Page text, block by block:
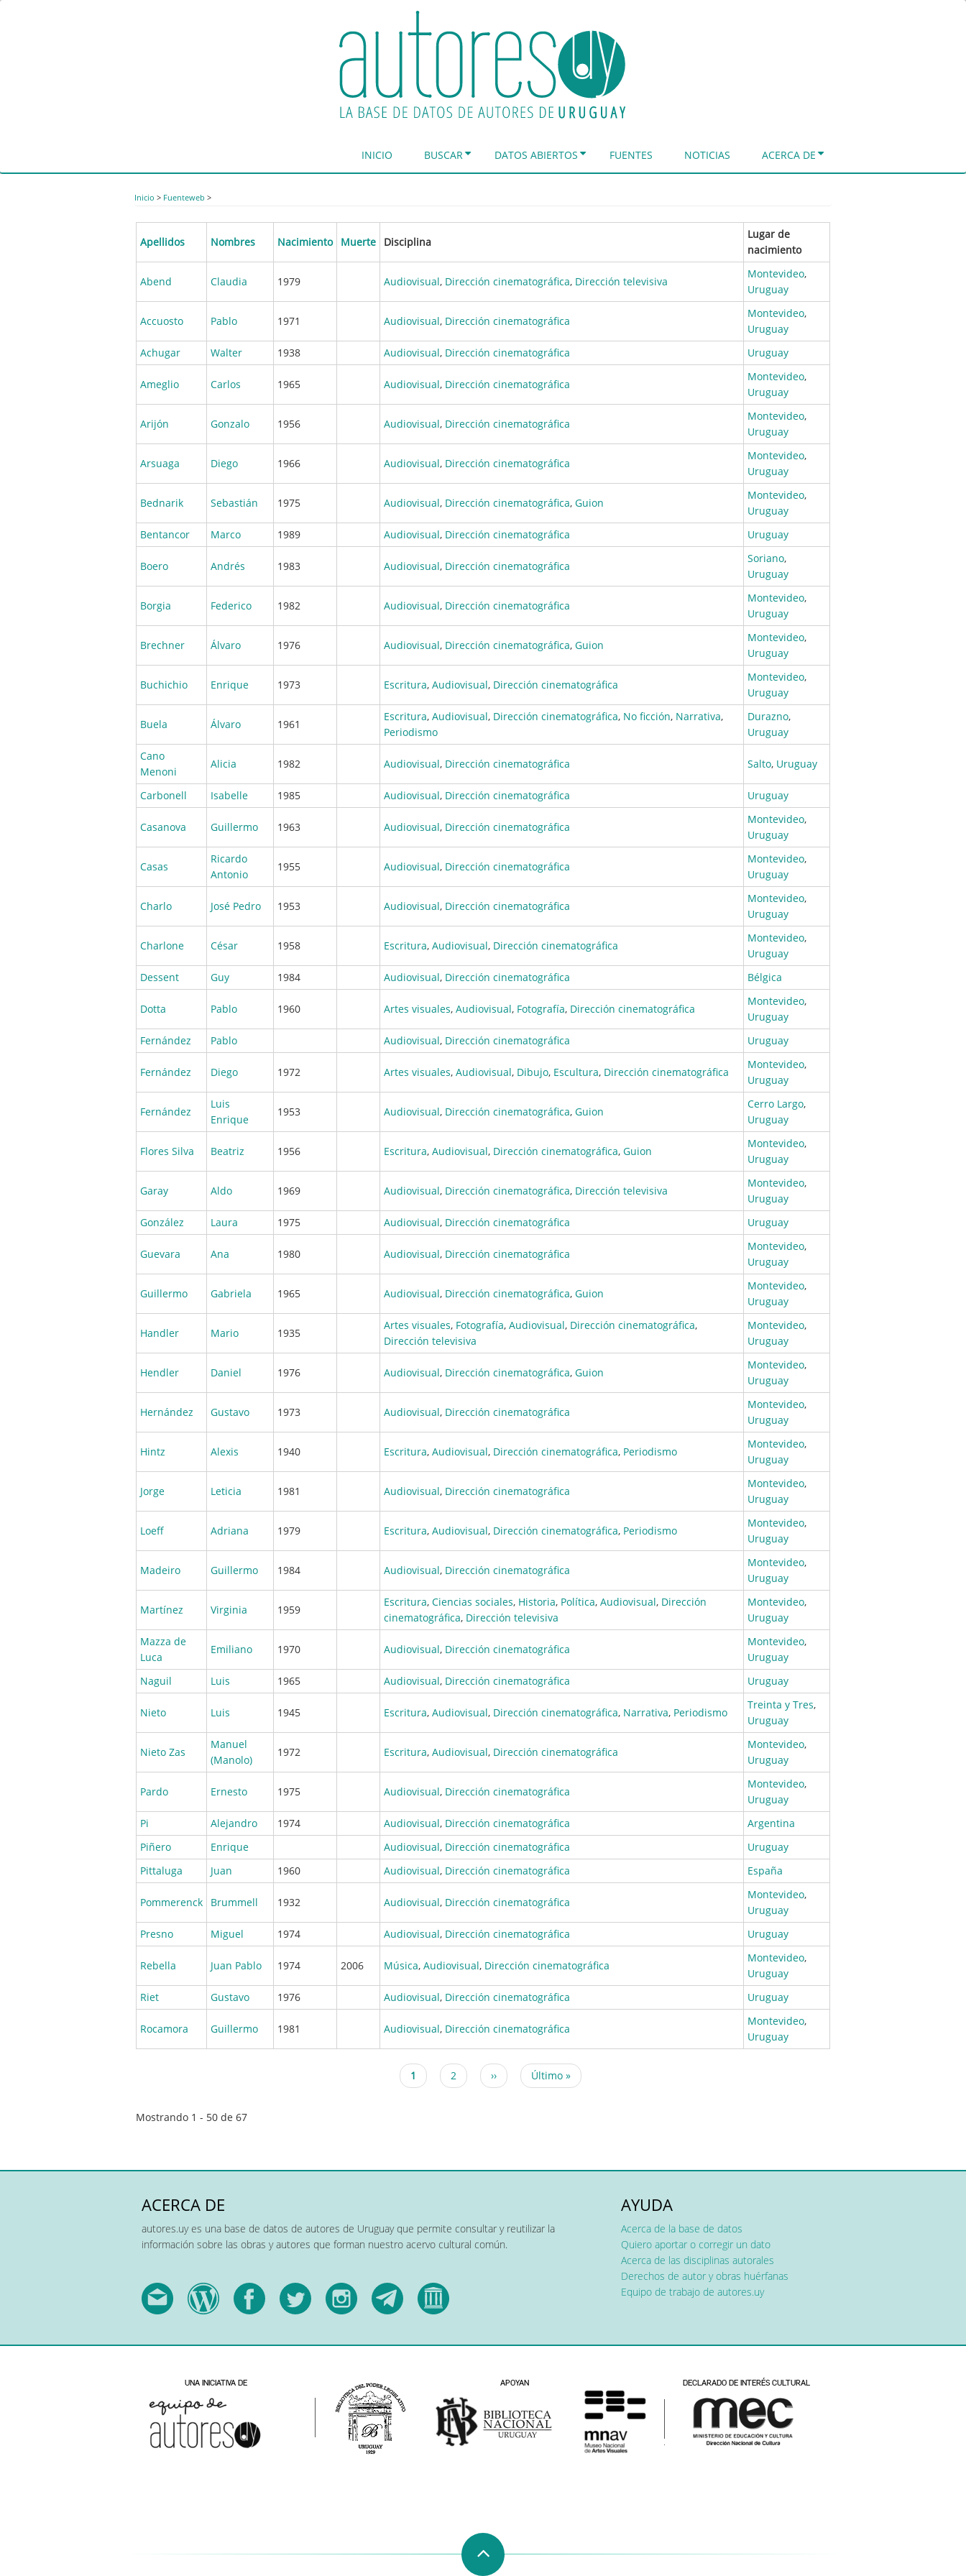
INICIO BUSCAR DATOS ABIERTOS FUENTES NOTICIAS ACERCA DE
Inicio > Fuenteweb >
Apellidos Nombres Nacimiento Muerte Disciplina
Lugar de
nacimiento
Abend Claudia 1979 Audiovisual, Dirección cinematográfica, Dirección televisiva
Montevideo,
Uruguay
Accuosto Pablo 1971 Audiovisual, Dirección cinematográfica
Montevideo,
Uruguay
Achugar
Walter 1938 Audiovisual, Dirección cinematográfica Uruguay
Ameglio Carlos 1965 Audiovisual, Dirección cinematográfica
Montevideo,
Uruguay
Arijón Gonzalo 1956 Audiovisual, Dirección cinematográfica
Montevideo,
Uruguay
Arsuaga Diego 1966 Audiovisual, Dirección cinematográfica
Montevideo,
Uruguay
Bednarik Sebastián 1975 Audiovisual, Dirección cinematográfica, Guion
Montevideo,
Uruguay
Bentancor
Marco 1989 Audiovisual, Dirección cinematográfica Uruguay
Boero Andrés 1983 Audiovisual, Dirección cinematográfica
Soriano,
Uruguay
Borgia Federico 1982 Audiovisual, Dirección cinematográfica
Montevideo,
Uruguay
Brechner Álvaro 1976 Audiovisual, Dirección cinematográfica, Guion
Montevideo,
Uruguay
Buchichio Enrique 1973 Escritura, Audiovisual, Dirección cinematográfica
Montevideo,
Uruguay
Buela Álvaro 1961
Escritura, Audiovisual, Dirección cinematográfica, No ficción, Narrativa,
Periodismo
Durazno,
Uruguay
Cano
Menoni
Alicia 1982 Audiovisual, Dirección cinematográfica Salto, Uruguay
Carbonell Isabelle 1985 Audiovisual, Dirección cinematográfica Uruguay
Casanova Guillermo 1963 Audiovisual, Dirección cinematográfica
Montevideo,
Uruguay
Casas
Ricardo
Antonio
1955 Audiovisual, Dirección cinematográfica
Montevideo,
Uruguay
Charlo José Pedro 1953 Audiovisual, Dirección cinematográfica
Montevideo,
Uruguay
Charlone César 1958 Escritura, Audiovisual, Dirección cinematográfica
Montevideo,
Uruguay
Dessent
Guy 1984 Audiovisual, Dirección cinematográfica Bélgica
Dotta Pablo 1960 Artes visuales, Audiovisual, Fotografía, Dirección cinematográfica
Montevideo,
Uruguay
Fernández
Pablo Audiovisual, Dirección cinematográfica Uruguay
Fernández Diego 1972 Artes visuales, Audiovisual, Dibujo, Escultura, Dirección cinematográfica
Montevideo,
Uruguay
Fernández
Luis
Enrique
1953 Audiovisual, Dirección cinematográfica, Guion
Cerro Largo,
Uruguay
Flores Silva Beatriz 1956 Escritura, Audiovisual, Dirección cinematográfica, Guion
Montevideo,
Uruguay
Garay Aldo 1969 Audiovisual, Dirección cinematográfica, Dirección televisiva
Montevideo,
Uruguay
González
Laura 1975 Audiovisual, Dirección cinematográfica Uruguay
Guevara Ana 1980 Audiovisual, Dirección cinematográfica
Montevideo,
Uruguay
Guillermo Gabriela 1965 Audiovisual, Dirección cinematográfica, Guion
Montevideo,
Uruguay
Handler Mario 1935
Artes visuales, Fotografía, Audiovisual, Dirección cinematográfica,
Dirección televisiva
Montevideo,
Uruguay
Hendler Daniel 1976 Audiovisual, Dirección cinematográfica, Guion
Montevideo,
Uruguay
Hernández Gustavo 1973 Audiovisual, Dirección cinematográfica
Montevideo,
Uruguay
Hintz Alexis 1940 Escritura, Audiovisual, Dirección cinematográfica, Periodismo
Montevideo,
Uruguay
Jorge Leticia 1981 Audiovisual, Dirección cinematográfica
Montevideo,
Uruguay
Loeff Adriana 1979 Escritura, Audiovisual, Dirección cinematográfica, Periodismo
Montevideo,
Uruguay
Madeiro Guillermo 1984 Audiovisual, Dirección cinematográfica
Montevideo,
Uruguay
Martínez Virginia 1959
Escritura, Ciencias sociales, Historia, Política, Audiovisual, Dirección
cinematográfica, Dirección televisiva
Montevideo,
Uruguay
Mazza de
Luca
Emiliano 1970 Audiovisual, Dirección cinematográfica
Montevideo,
Uruguay
Naguil
Luis 1965 Audiovisual, Dirección cinematográfica Uruguay
Nieto Luis 1945 Escritura, Audiovisual, Dirección cinematográfica, Narrativa, Periodismo
Treinta y Tres,
Uruguay
Nieto Zas
Manuel
(Manolo)
1972 Escritura, Audiovisual, Dirección cinematográfica
Montevideo,
Uruguay
Pardo Ernesto 1975 Audiovisual, Dirección cinematográfica
Montevideo,
Uruguay
Pi
Alejandro 1974 Audiovisual, Dirección cinematográfica
Argentina
Piñero
Enrique Audiovisual, Dirección cinematográfica
Uruguay
Pittaluga
Juan 1960 Audiovisual, Dirección cinematográfica España
Pommerenck Brummell 1932 Audiovisual, Dirección cinematográfica
Montevideo,
Uruguay
Presno
Miguel 1974 Audiovisual, Dirección cinematográfica Uruguay
Rebella Juan Pablo 1974 2006 Música, Audiovisual, Dirección cinematográfica
Montevideo,
Uruguay
Riet
Gustavo 1976 Audiovisual, Dirección cinematográfica Uruguay
Rocamora Guillermo 1981 Audiovisual, Dirección cinematográfica
Montevideo,
Uruguay
Página
actual
1 Page
2
Siguiente
página
››
Última
página
Último »
Mostrando 1 - 50 de 67
ACERCA DE
autores.uy es una base de datos de autores de Uruguay que permite consultar y reutilizar la
información sobre las obras y autores que forman nuestro acervo cultural común.
AYUDA
Acerca de la base de datos
Quiero aportar o corregir un dato
Acerca de las disciplinas autorales
Derechos de autor y obras huérfanas
Equipo de trabajo de autores.uy